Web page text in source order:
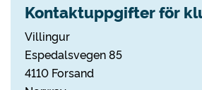
Kontaktuppgifter för
Villingur
Espedalsvegen 85
4110 Forsand